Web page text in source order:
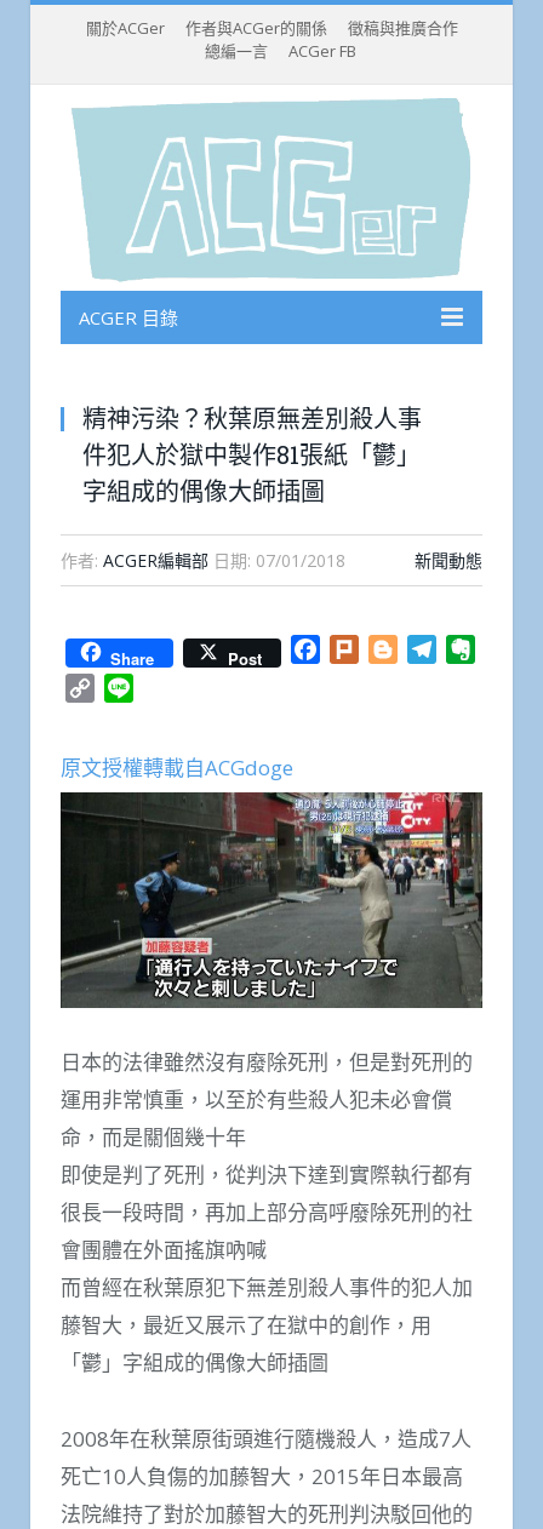
關於ACGer 作者與ACGer的關係
徵稿與推廣合作
總編一言
ACGer FB
ACGER 目錄
精神污染？秋葉原無差別殺人事
件犯人於獄中製作81張紙「鬱」
字組成的偶像大師插圖
作者: ACGER編輯部 日期: 07/01/2018 新聞動態
Share Post Facebook
Plurk BloggerTelegram
Copy
原文授權轉載自ACGdoge
日本的法律雖然沒有廢除死刑，但是對死刑的
運用非常慎重，以至於有些殺人犯未必會償
命，而是關個幾十年
即使是判了死刑，從判決下達到實際執行都有
很長一段時間，再加上部分高呼廢除死刑的社
會團體在外面搖旗吶喊
而曾經在秋葉原犯下無差別殺人事件的犯人加
藤智大，最近又展示了在獄中的創作，用
「鬱」字組成的偶像大師插圖
2008年在秋葉原街頭進行隨機殺人，造成7人
死亡10人負傷的加藤智大，2015年日本最高
法院維持了對於加藤智大的死刑判決駁回他的